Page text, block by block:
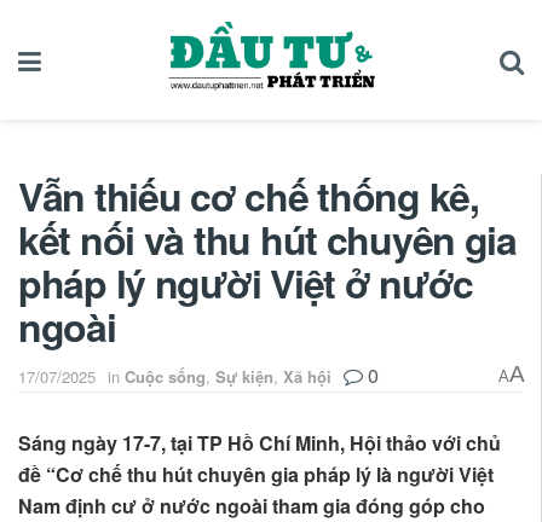
Vẫn thiếu cơ chế thống kê,
kết nối và thu hút chuyên gia
pháp lý người Việt ở nước
ngoài
17/07/2025 in Cuộc sống, Sự kiện, Xã hội 0 AA
Sáng ngày 17-7, tại TP Hồ Chí Minh, Hội thảo với chủ
đề “Cơ chế thu hút chuyên gia pháp lý là người Việt
Nam định cư ở nước ngoài tham gia đóng góp cho